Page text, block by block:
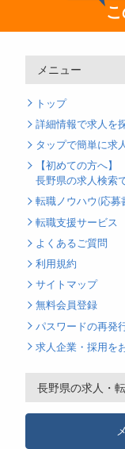
メニュー
トップ
詳細情報で求人を
タップで簡単に求
【初めての方へ】
長野県の求人検索
転職ノウハウ(応募
転職支援サービス
よくあるご質問
利用規約
サイトマップ
無料会員登録
パスワードの再発
求人企業・採用を
長野県の求人・